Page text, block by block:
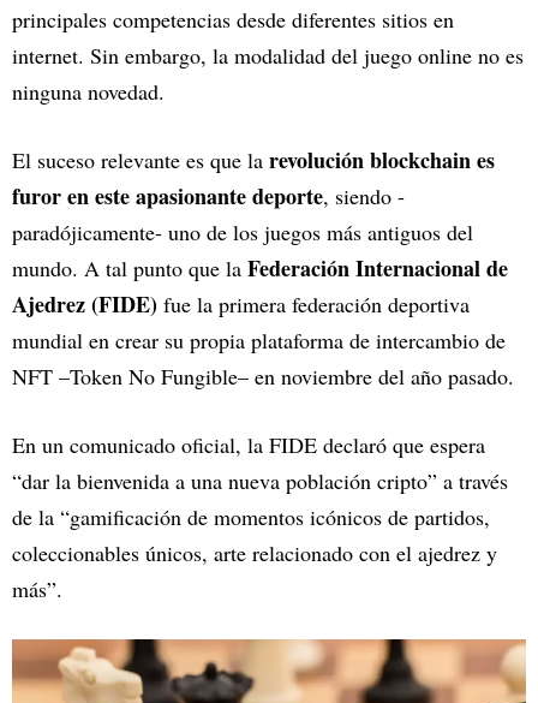
principales competencias desde diferentes sitios en
internet. Sin embargo, la modalidad del juego online no es
ninguna novedad.
El suceso relevante es que la revolución blockchain es
furor en este apasionante deporte, siendo -
paradójicamente- uno de los juegos más antiguos del
mundo. A tal punto que la Federación Internacional de
Ajedrez (FIDE) fue la primera federación deportiva
mundial en crear su propia plataforma de intercambio de
NFT –Token No Fungible– en noviembre del año pasado.
En un comunicado oficial, la FIDE declaró que espera
“dar la bienvenida a una nueva población cripto” a través
de la “gamificación de momentos icónicos de partidos,
coleccionables únicos, arte relacionado con el ajedrez y
más”.